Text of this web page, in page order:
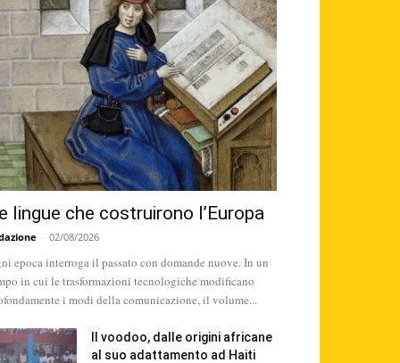
lingue che costruirono l’Europa
- 02/08/2026
epoca interroga il passato con domande nuove. In un
in cui le trasformazioni tecnologiche modificano
i modi della comunicazione, il volume...
Il voodoo, dalle origini africane
al suo adattamento ad Haiti